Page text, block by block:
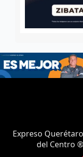
Expreso
del Centro